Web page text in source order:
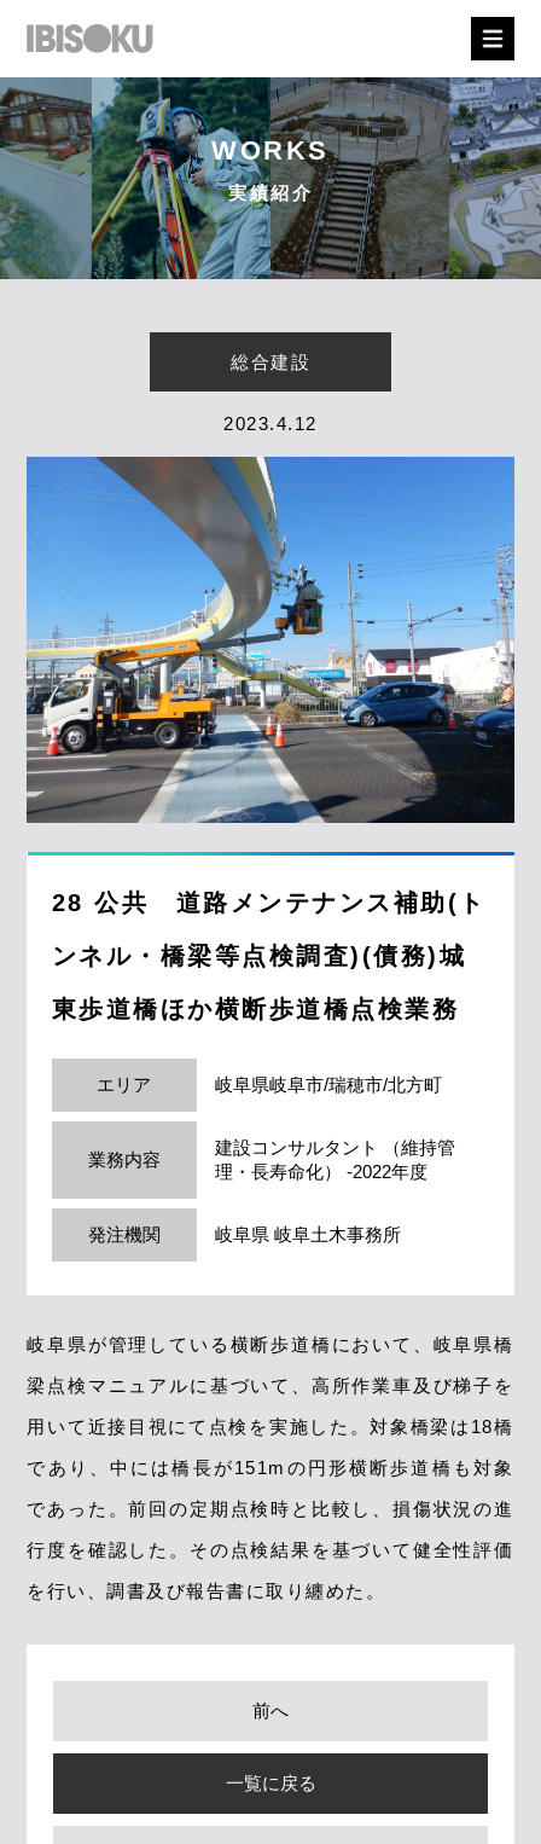
WORKS
実績紹介
総合建設
2023.4.12
28 公共 道路メンテナンス補助(ト
ンネル・橋梁等点検調査)(債務)城
東歩道橋ほか横断歩道橋点検業務
エリア 岐阜県岐阜市/瑞穂市/北方町
業務内容
建設コンサルタント （維持管
理・長寿命化） -2022年度
発注機関 岐阜県 岐阜土木事務所
岐阜県が管理している横断歩道橋において、岐阜県橋
梁点検マニュアルに基づいて、高所作業車及び梯子を
用いて近接目視にて点検を実施した。対象橋梁は18橋
であり、中には橋長が151mの円形横断歩道橋も対象
であった。前回の定期点検時と比較し、損傷状況の進
行度を確認した。その点検結果を基づいて健全性評価
を行い、調書及び報告書に取り纏めた。
前へ
一覧に戻る